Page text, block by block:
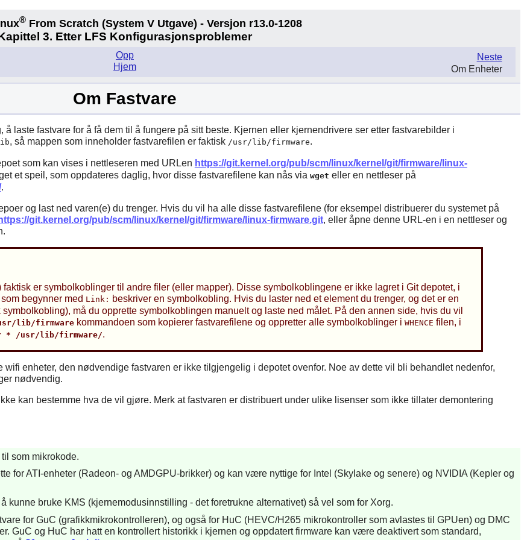
® From Scratch (System V Utgave) - Versjon r13.0-1208
3. Etter LFS Konfigurasjonsproblemer
Neste
Om Enheter
Opp
Hjem
Om Fastvare
laste fastvare for å få dem til å fungere på sitt beste. Kjernen eller kjernendrivere ser etter fastvarebilder i
, så mappen som inneholder fastvarefilen er faktisk /usr/lib/firmware.
som kan vises i nettleseren med URLen https://git.kernel.org/pub/scm/linux/kernel/git/firmware/linux-
et speil, som oppdateres daglig, hvor disse fastvarefilene kan nås via wget eller en nettleser på
.
og last ned varen(e) du trenger. Hvis du vil ha alle disse fastvarefilene (for eksempel distribuerer du systemet på
https://git.kernel.org/pub/scm/linux/kernel/git/firmware/linux-firmware.git, eller åpne denne URL-en i en nettleser og
er symbolkoblinger til andre filer (eller mapper). Disse symbolkoblingene er ikke lagret i Git depotet, i
begynner med Link: beskriver en symbolkobling. Hvis du laster ned et element du trenger, og det er en
må du opprette symbolkoblingen manuelt og laste ned målet. På den annen side, hvis du vil
lib/firmware kommandoen som kopierer fastvarefilene og oppretter alle symbolkoblinger iWHENCE filen, i
* /usr/lib/firmware/.
enheter, den nødvendige fastvaren er ikke tilgjengelig i depotet ovenfor. Noe av dette vil bli behandlet nedenfor,
nødvendig.
kan bestemme hva de vil gjøre. Merk at fastvaren er distribuert under ulike lisenser som ikke tillater demontering
som mikrokode.
for ATI-enheter (Radeon- og AMDGPU-brikker) og kan være nyttige for Intel (Skylake og senere) og NVIDIA (Kepler og
kunne bruke KMS (kjernemodusinnstilling - det foretrukne alternativet) så vel som for Xorg.
for GuC (grafikkmikrokontrolleren), og også for HuC (HEVC/H265 mikrokontroller som avlastes til GPUen) og DMC
GuC og HuC har hatt en kontrollert historikk i kjernen og oppdatert firmware kan være deaktivert som standard,